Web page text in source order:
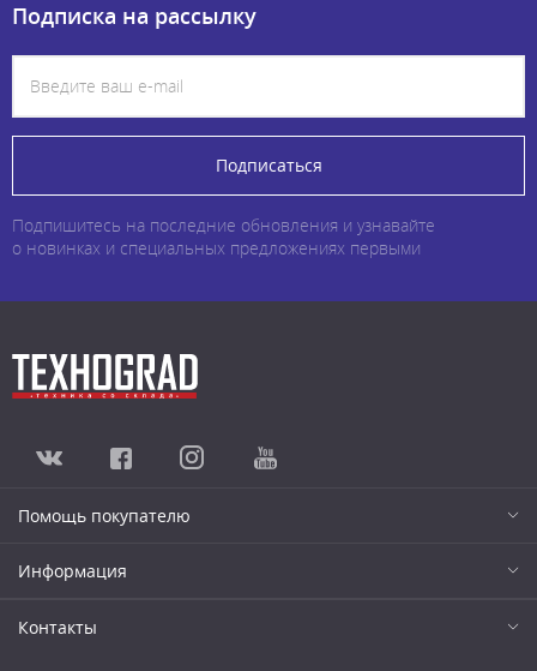
Подписка на рассылку
Подписаться
Подпишитесь на последние обновления и узнавайте
о новинках и специальных предложениях первыми
Помощь покупателю
Информация
Контакты